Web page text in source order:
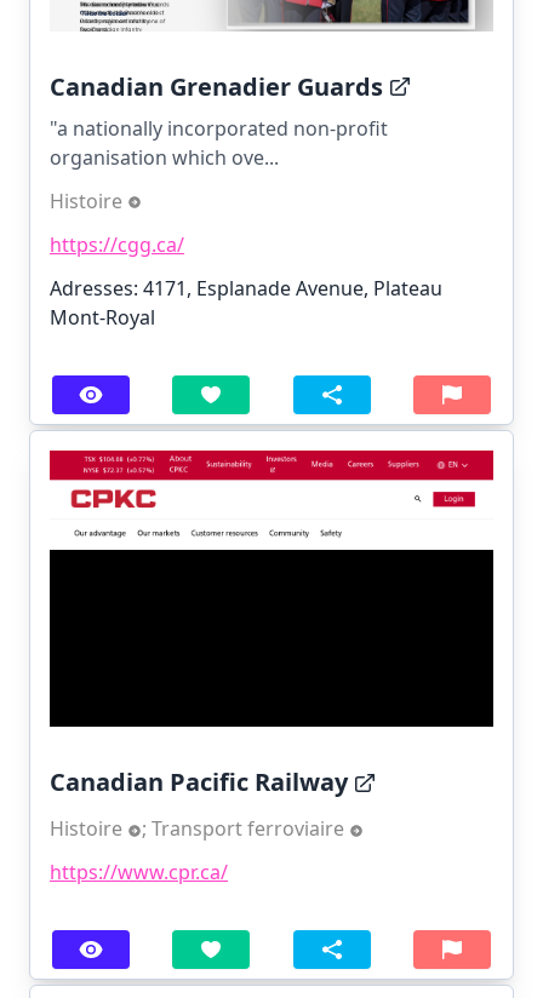
Canadian Grenadier Guards
"a nationally incorporated non-profit
organisation which ove...
Histoire
https://cgg.ca/
Adresses: 4171, Esplanade Avenue, Plateau
Mont-Royal
Canadian Pacific Railway
Histoire ; Transport ferroviaire
https://www.cpr.ca/